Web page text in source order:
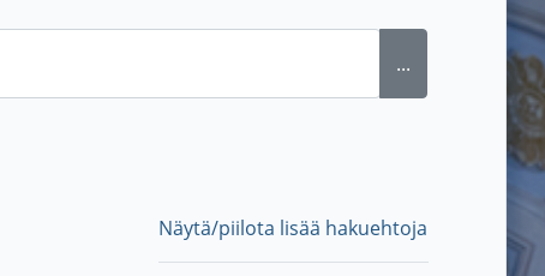
...
Näytä/piilota lisää hakuehtoja